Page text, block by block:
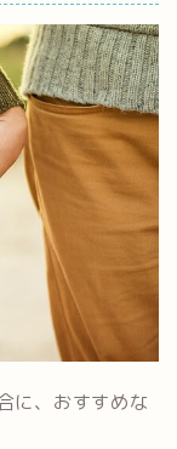
に、おすすめな